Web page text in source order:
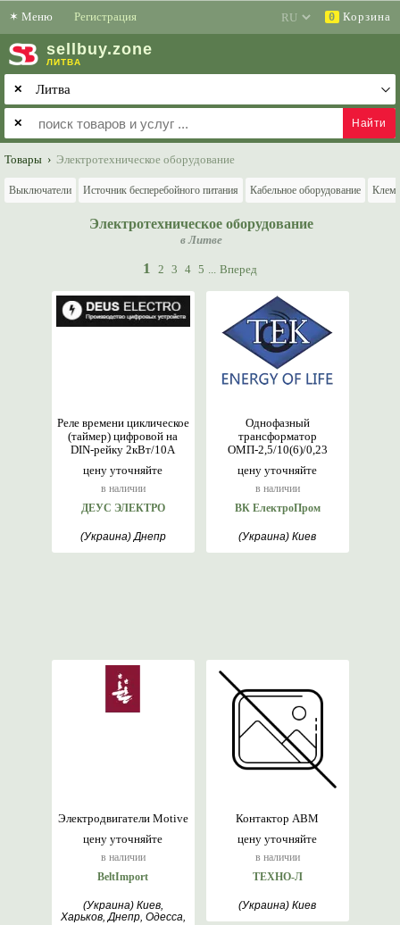
✶ Меню Регистрация 0 Корзина
sell buy.zone
ЛИТВА
✕
✕
Товары › Электротехническое оборудование
Выключатели Источник бесперебойного питания Кабельное оборудование
Электротехническое оборудование
в Литве
1 2 3 4 5 ... Вперед
цену уточняйте
в наличии
Реле времени циклическое
(таймер) цифровой на
DIN-рейку 2кВт/10А
ДЕУС ЭЛЕКТРО
(Украина) Днепр
цену уточняйте
в наличии
Однофазный
трансформатор
ОМП-2,5/10(6)/0,23
ВК ЕлектроПром
(Украина) Киев
цену уточняйте
в наличии
Электродвигатели Motive
BeltImport
(Украина) Киев,
Харьков, Днепр, Одесса,
цену уточняйте
в наличии
Контактор АВМ
ТЕХНО-Л
(Украина) Киев